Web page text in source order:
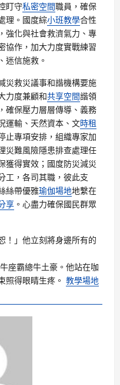
盯守私密空間職員，確保
理。國度綜小班教學合性
強化與社會救濟氣力、專
協作，加大力度實戰練習
迷信施救。
災救災議事和諧機構要施
力度兼顧和共享空間諧領
確保壓力層層傳導、義務
運輸、天然資本、文時租
止專項安排，組織專家加
災難風險隱患排查處理任
獲得實效；國度防災減災
工，各司其職，彼此支
絲帶優雅瑜伽場地地繫在
享 。心盡力確保國民群眾
！」他立刻將身邊所有的
座霸總牛土豪。他站在咖
照得眼睛生疼。 教學場地